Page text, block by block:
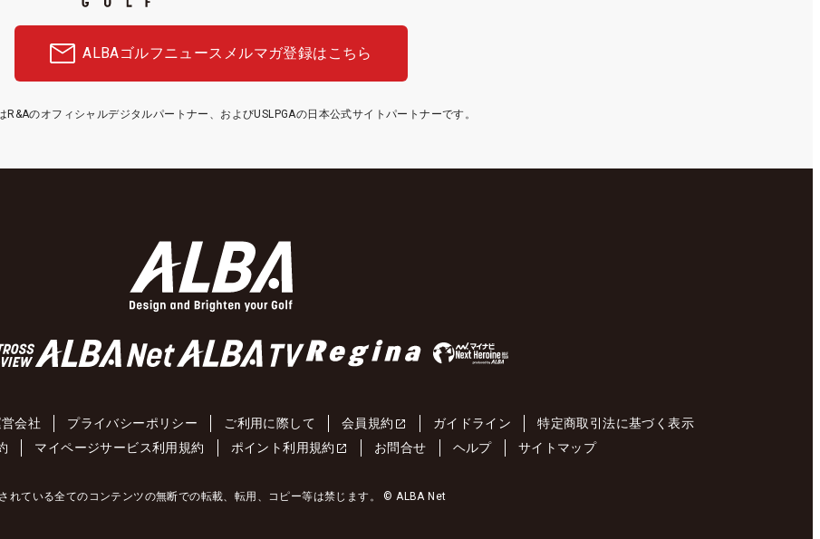
ALBAゴルフニュース メルマガ登録はこちら
R&Aのオフィシャルデジタルパートナー、およびUSLPGAの日本公式サイトパートナーです。
会社 プライバシーポリシー ご利用に際して 会員規約 ガイドライン
特定商取引法に基づく表示
マイページサービス利用規約 ポイント利用規約 お問合せ ヘルプ サイトマップ
れている全てのコンテンツの無断での転載、転用、コピー等は禁じます。 © ALBA Net